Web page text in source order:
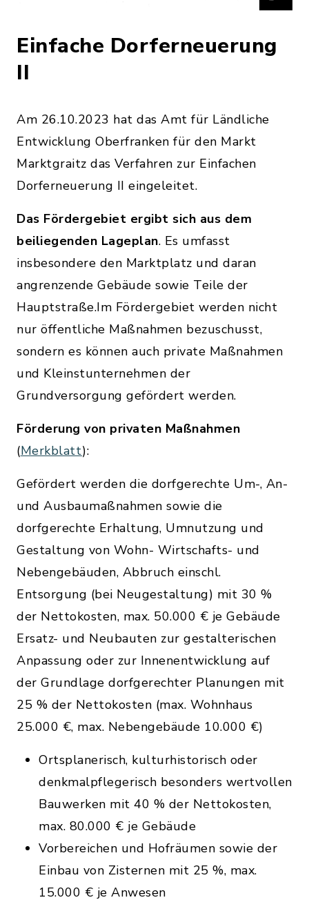
Einfache Dorferneuerung
II
Am 26.10.2023 hat das Amt für Ländliche
Entwicklung Oberfranken für den Markt
Marktgraitz das Verfahren zur Einfachen
Dorferneuerung II eingeleitet.
Das Fördergebiet ergibt sich aus dem
beiliegenden Lageplan. Es umfasst
insbesondere den Marktplatz und daran
angrenzende Gebäude sowie Teile der
Hauptstraße.Im Fördergebiet werden nicht
nur öffentliche Maßnahmen bezuschusst,
sondern es können auch private Maßnahmen
und Kleinstunternehmen der
Grundversorgung gefördert werden.
Förderung von privaten Maßnahmen
(Merkblatt):
Gefördert werden die dorfgerechte Um-, An-
und Ausbaumaßnahmen sowie die
dorfgerechte Erhaltung, Umnutzung und
Gestaltung von Wohn- Wirtschafts- und
Nebengebäuden, Abbruch einschl.
Entsorgung (bei Neugestaltung) mit 30 %
der Nettokosten, max. 50.000 € je Gebäude
Ersatz- und Neubauten zur gestalterischen
Anpassung oder zur Innenentwicklung auf
der Grundlage dorfgerechter Planungen mit
25 % der Nettokosten (max. Wohnhaus
25.000 €, max. Nebengebäude 10.000 €)
Ortsplanerisch, kulturhistorisch oder
denkmalpflegerisch besonders wertvollen
Bauwerken mit 40 % der Nettokosten,
max. 80.000 € je Gebäude
Vorbereichen und Hofräumen sowie der
Einbau von Zisternen mit 25 %, max.
15.000 € je Anwesen